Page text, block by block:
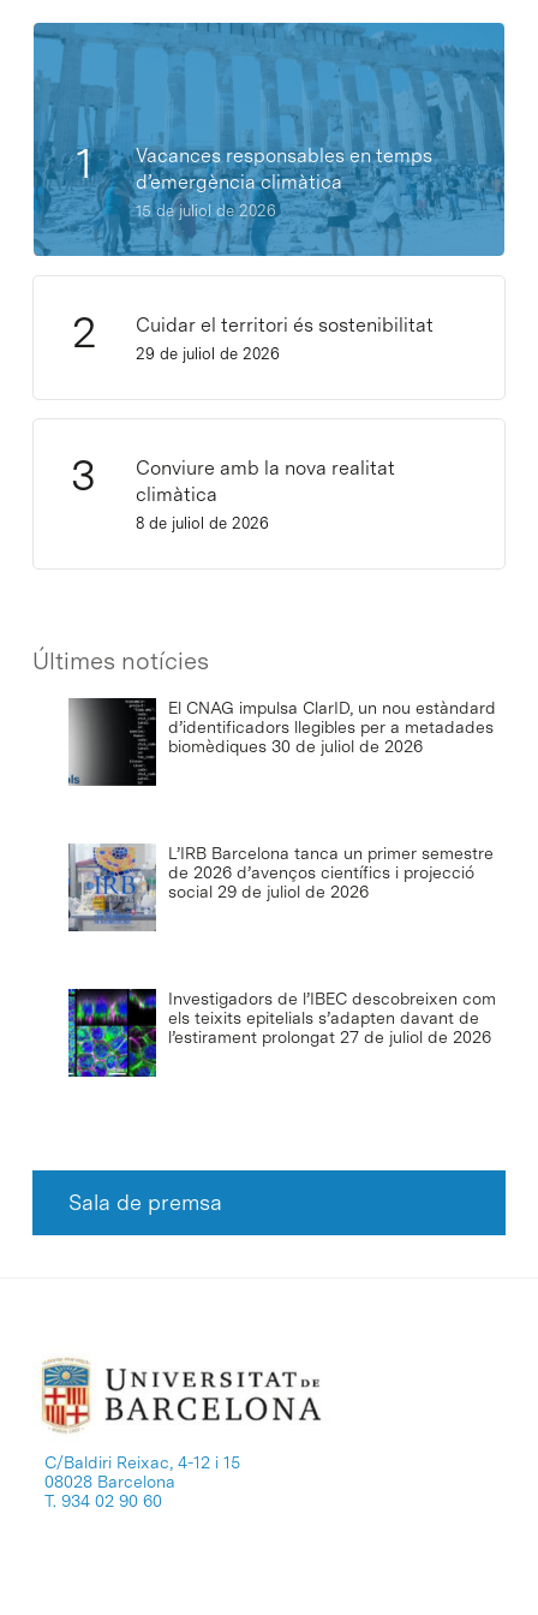
Vacances responsables en temps
d’emergència climàtica
15 de juliol de 2026
Cuidar el territori és sostenibilitat
29 de juliol de 2026
Conviure amb la nova realitat
climàtica
8 de juliol de 2026
Últimes notícies
El CNAG impulsa ClarID, un nou estàndard
d’identificadors llegibles per a metadades
biomèdiques 30 de juliol de 2026
L’IRB Barcelona tanca un primer semestre
de 2026 d’avenços científics i projecció
social 29 de juliol de 2026
Investigadors de l’IBEC descobreixen com
els teixits epitelials s’adapten davant de
l’estirament prolongat 27 de juliol de 2026
Sala de premsa
C/Baldiri Reixac, 4-12 i 15
08028 Barcelona
T. 934 02 90 60